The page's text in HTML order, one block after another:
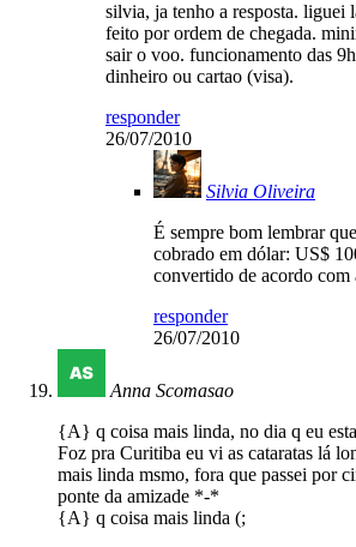
silvia, ja tenho a resposta. liguei
feito por ordem de chegada.
sair o voo. funcionamento das
dinheiro ou cartao (visa).
responder
26/07/2010
Silvia Oliveira
É sempre bom lembrar
cobrado em dólar: US$
convertido de acordo com
responder
26/07/2010
Anna Scomasao
{A} q coisa mais linda, no dia q eu
Foz pra Curitiba eu vi as cataratas lá
mais linda msmo, fora que passei por
ponte da amizade *-*
{A} q coisa mais linda (;